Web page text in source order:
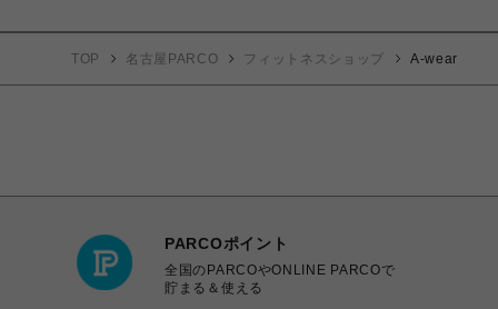
TOP 名古屋PARCO フィットネスショップ A-wear
PARCOポイント
全国のPARCOやONLINE PARCOで
貯まる＆使える